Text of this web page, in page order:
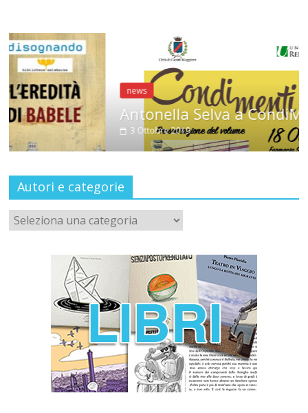
news
Antonella Selva a CondiMenti
3 Ottobre 2019
Autori e categorie